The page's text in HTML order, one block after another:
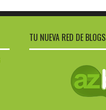
TU NUEVA RED DE BLOGS